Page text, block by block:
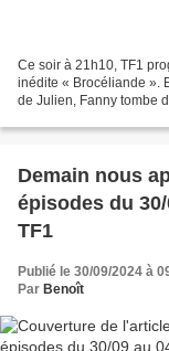
Ce soir à 21h10, TF1
inédite « Brocéliande ».
de Julien, Fanny tombe
Demain nous
épisodes du
TF1
Publié le 30/09/2024 à
Par Benoît